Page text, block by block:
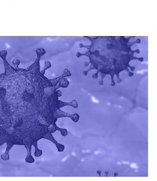
Po
Niemiecku.
Odpowiedzi
Były
Bardzo
Konkretne